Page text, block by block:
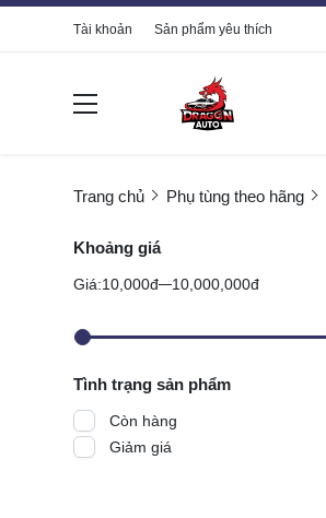
Tài khoản Sản phẩm yêu thích
Trang chủ Phụ tùng theo hãng
Khoảng giá
Giá:10,000đ 10,000,000đ
Tình trạng sản phẩm
Còn hàng
Giảm giá